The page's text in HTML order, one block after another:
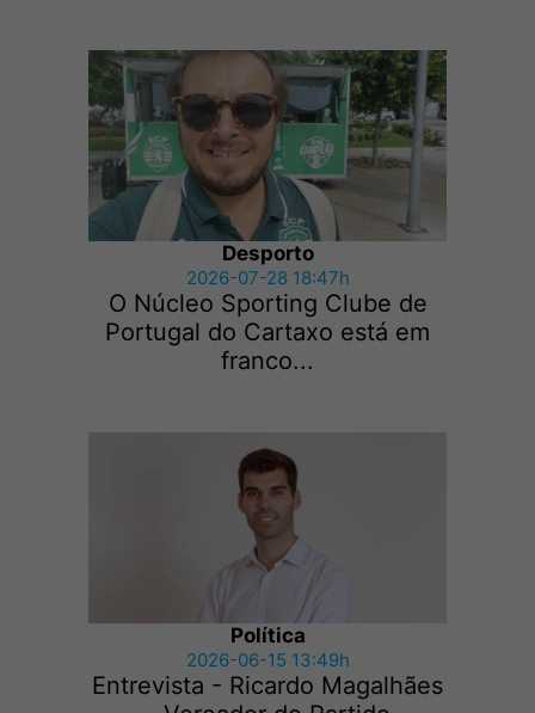
Desporto
2026-07-28 18:47h
O Núcleo Sporting Clube de
Portugal do Cartaxo está em
franco...
Política
2026-06-15 13:49h
Entrevista - Ricardo Magalhães